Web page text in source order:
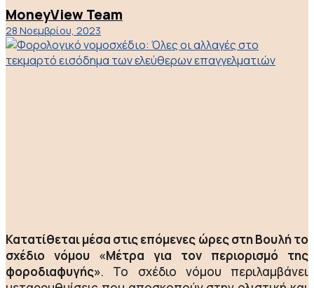
MoneyView Team
28 Νοεμβρίου, 2023
Κατατίθεται μέσα στις επόμενες ώρες στη Βουλή το
σχέδιο νόμου «Μέτρα για τον περιορισμό της
φοροδιαφυγής». Το σχέδιο νόμου περιλαμβάνει